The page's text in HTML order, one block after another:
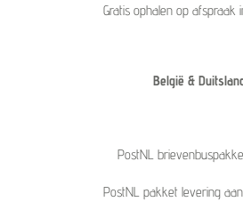
Gratis ophalen op afspraak
België &
PostNL
PostNL pakket levering